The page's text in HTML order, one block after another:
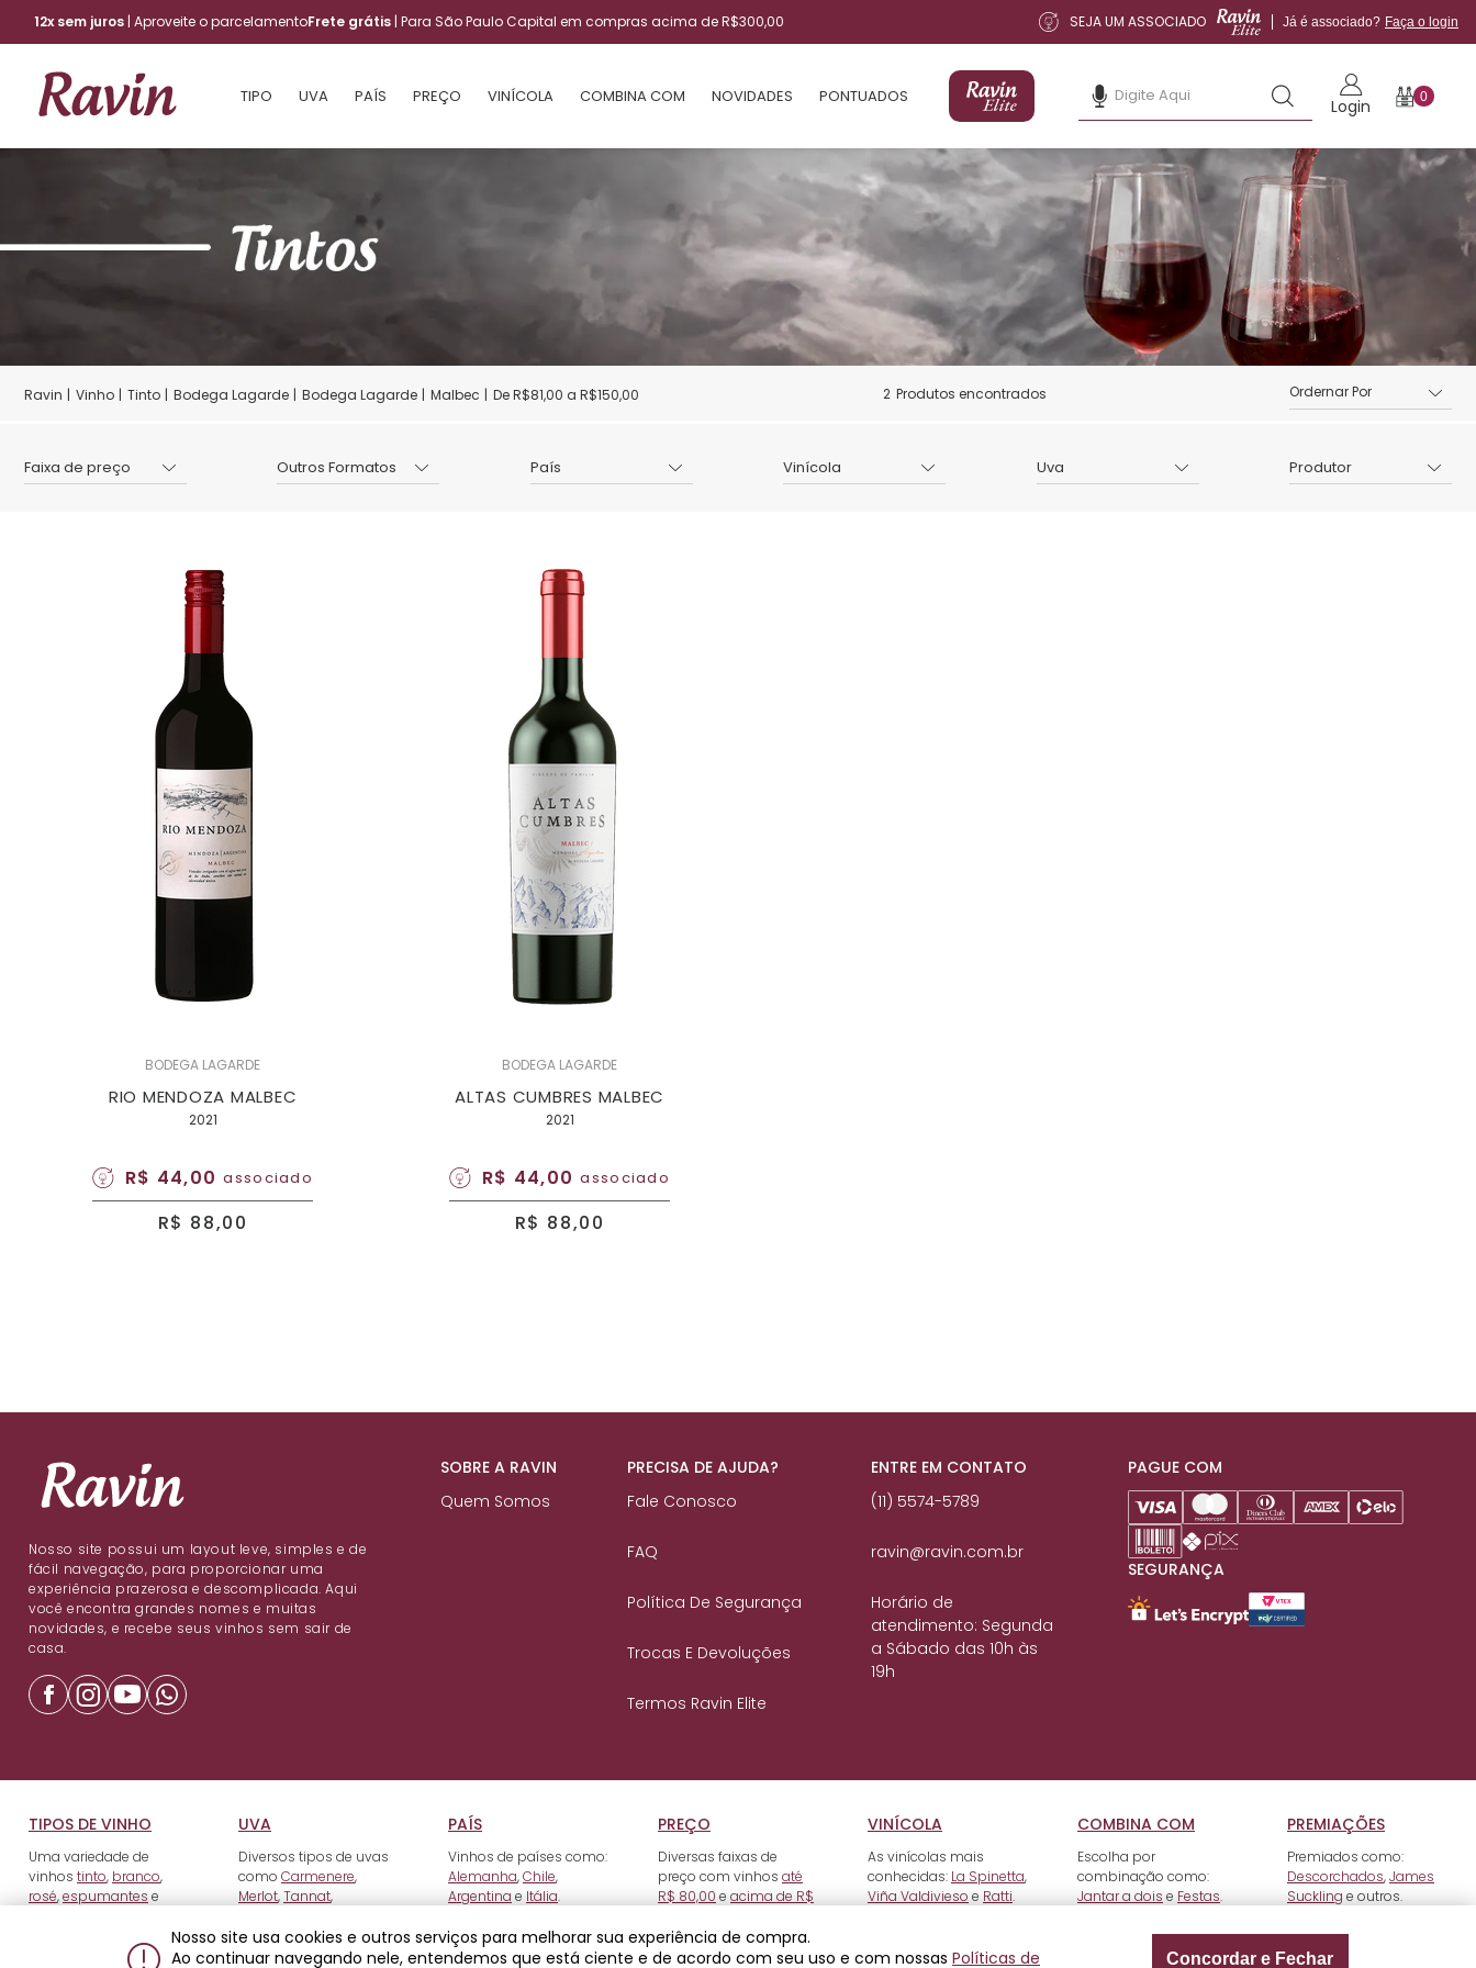
12x sem juros | Aproveite o parcelamentoFrete grátis | Para São Paulo Capital em compras acima de R$300,00 SEJA UM ASSOCIADO Já é associado? Faça o login
TIPO UVA PAÍS PREÇO VINÍCOLA COMBINA COM NOVIDADES PONTUADOS Login 0
Vinho Tinto Bodega Lagarde Bodega Lagarde Malbec De R$81,00 a R$150,00 2 Produtos encontrados
Faixa de preço Outros Formatos País Vinícola Uva Produtor
BODEGA LAGARDE
RIO MENDOZA MALBEC
2021
R$ 44,00 associado
R$ 88,00
BODEGA LAGARDE
ALTAS CUMBRES MALBEC
2021
R$ 44,00 associado
R$ 88,00
Nosso site possui um layout leve, simples e de
fácil navegação, para proporcionar uma
experiência prazerosa e descomplicada. Aqui
você encontra grandes nomes e muitas
novidades, e recebe seus vinhos sem sair de
casa.
SOBRE A RAVIN
Quem Somos
PRECISA DE AJUDA?
Fale Conosco
FAQ
Política De Segurança
Trocas E Devoluções
Termos Ravin Elite
ENTRE EM CONTATO
(11) 5574-5789
ravin@ravin.com.br
Horário de
atendimento: Segunda
a Sábado das 10h às
19h
PAGUE COM
SEGURANÇA
TIPOS DE VINHO
Uma variedade de
vinhos tinto, branco,
rosé,espumantes e
UVA
Diversos tipos de uvas
como Carmenere,
Merlot,Tannat,
PAÍS
Vinhos de países como:
Alemanha,Chile,
Argentina e Itália.
PREÇO
Diversas faixas de
preço com vinhos até
R$ 80,00 e acima de R$
VINÍCOLA
As vinícolas mais
conhecidas: La Spinetta,
Viña Valdivieso e Ratti.
COMBINA COM
Escolha por
combinação como:
Jantar a dois e Festas.
PREMIAÇÕES
Premiados como:
Descorchados,James
Suckling e outros.
Nosso site usa cookies e outros serviços para melhorar sua experiência de compra.
Ao continuar navegando nele, entendemos que está ciente e de acordo com seu uso e com nossas Políticas de Concordar e Fechar